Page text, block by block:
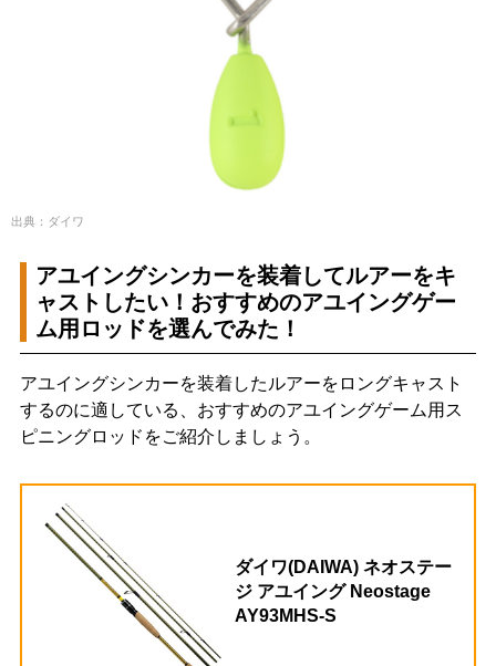
出典：ダイワ
アユイングシンカーを装着してルアーをキ
ャストしたい！おすすめのアユイングゲー
ム用ロッドを選んでみた！
アユイングシンカーを装着したルアーをロングキャスト
するのに適している、おすすめのアユイングゲーム用ス
ピニングロッドをご紹介しましょう。
ダイワ(DAIWA) ネオステー
ジ アユイング Neostage
AY93MHS-S